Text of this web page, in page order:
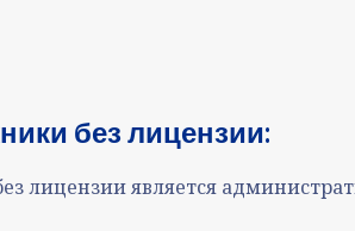
и без лицензии:
лицензии является